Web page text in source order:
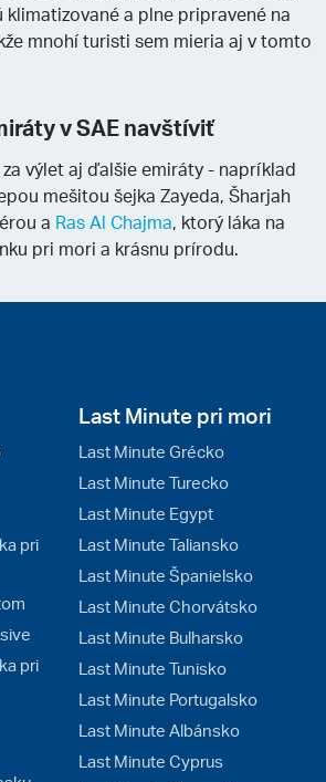
a plne pripravené na
mnohí turisti sem mieria aj v tomto
v SAE navštíviť
výlet aj ďalšie emiráty - napríklad
mešitou šejka Zayeda, Šharjah
a Ras Al Chajma, ktorý láka na
pri mori a krásnu prírodu.
pri
pri
Last Minute pri mori
Last Minute Grécko
Last Minute Turecko
Last Minute Egypt
Last Minute Taliansko
Last Minute Španielsko
Last Minute Chorvátsko
Last Minute Bulharsko
Last Minute Tunisko
Last Minute Portugalsko
Last Minute Albánsko
Last Minute Cyprus